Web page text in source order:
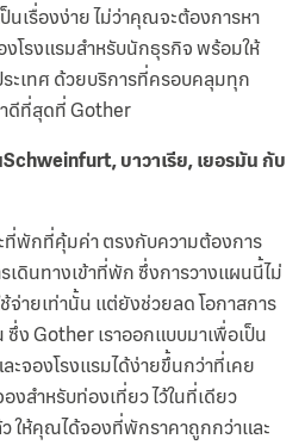
เรื่องง่าย ไม่ว่าคุณจะต้องการหา
โรงแรมสำหรับนักธุรกิจ พร้อมให้
ะเทศ ด้วยบริการที่ครอบคลุมทุก
ดีที่สุดที่ Gother
บาวาเรีย, เยอรมัน กับ
ที่พักที่คุ้มค่า ตรงกับความต้องการ
ดินทางเข้าที่พัก ซึ่งการวางแผนนี้ไม่
ายเท่านั้น แต่ยังช่วยลด โอกาสการ
ง Gother เราออกแบบมาเพื่อเป็น
จองโรงแรมได้ง่ายขึ้นกว่าที่เคย
งสำหรับท่องเที่ยว ไว้ในที่เดียว
ให้คุณได้จองที่พักราคาถูกกว่าและ